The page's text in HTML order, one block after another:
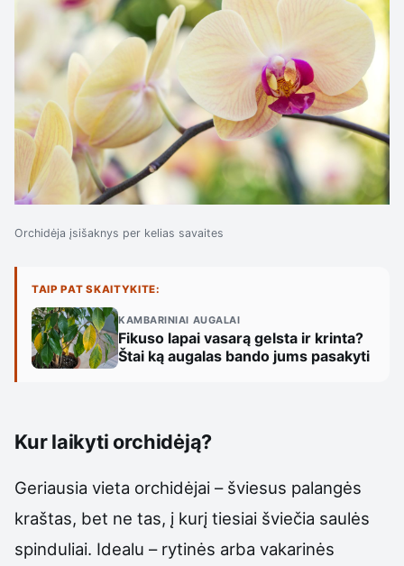
Orchidėja įsišaknys per kelias savaites
TAIP PAT SKAITYKITE:
KAMBARINIAI AUGALAI
Fikuso lapai vasarą gelsta ir krinta?
Štai ką augalas bando jums pasakyti
Kur laikyti orchidėją?
Geriausia vieta orchidėjai – šviesus palangės
kraštas, bet ne tas, į kurį tiesiai šviečia saulės
spinduliai. Idealu – rytinės arba vakarinės